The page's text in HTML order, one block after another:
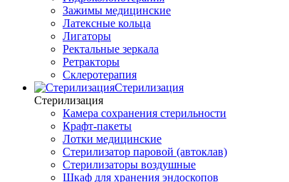
Зажимы медицинские
Латексные кольца
Лигаторы
Ректальные зеркала
Ретракторы
Склеротерапия
Стерилизация
Стерилизация
Камера сохранения стерильности
Крафт-пакеты
Лотки медицинские
Стерилизатор паровой (автоклав)
Стерилизаторы воздушные
Шкаф для хранения эндоскопов